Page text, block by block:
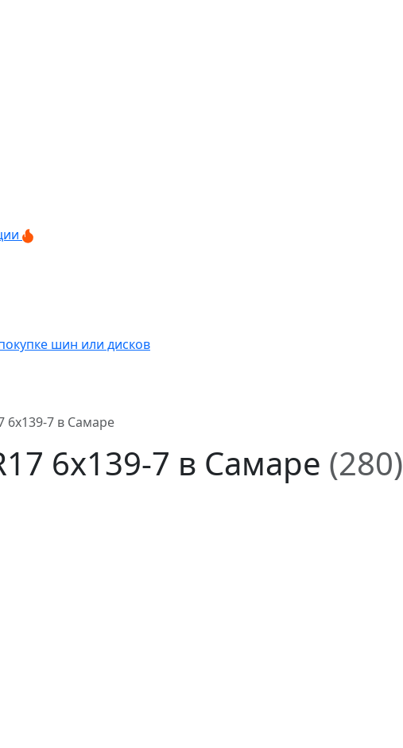
6x139-7 в Самаре
6x139-7 в Самаре (280)